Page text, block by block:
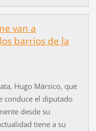
van a
barrios de la
Hugo Mársico, que
conduce el diputado
desde su
tiene a su